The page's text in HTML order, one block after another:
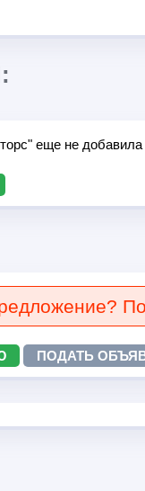
еще не добавила
ПОДАТЬ